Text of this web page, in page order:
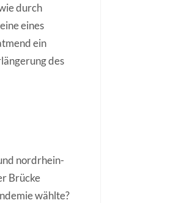
durch
eines
ein
des
nordrhein-
Brücke
wählte?